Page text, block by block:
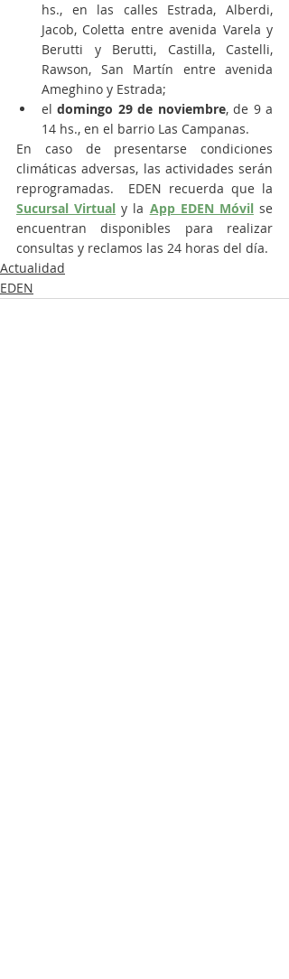
hs., en las calles Estrada, Alberdi,
Jacob, Coletta entre avenida Varela y
Berutti y Berutti, Castilla, Castelli,
Rawson, San Martín entre avenida
Ameghino y Estrada;
el domingo 29 de noviembre, de 9 a
14 hs., en el barrio Las Campanas.
En caso de presentarse condiciones
climáticas adversas, las actividades serán
Sucursal Virtual y la App EDEN Móvil se
encuentran disponibles para realizar
consultas y reclamos las 24 horas del día.
Actualidad
EDEN